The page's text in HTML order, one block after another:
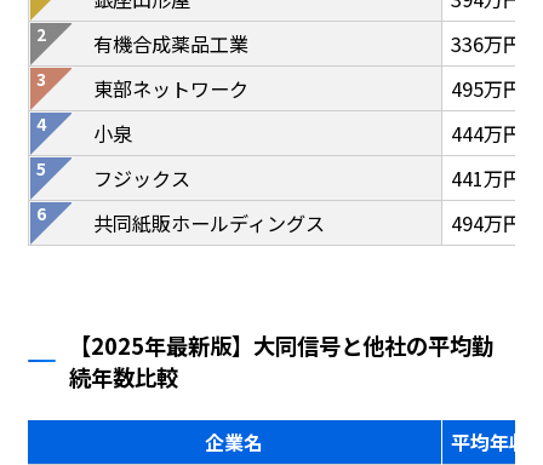
有機合成薬品工業
336万円
東部ネットワーク
495万円
小泉
444万円
フジックス
441万円
共同紙販ホールディングス
494万円
【2025年最新版】大同信号と他社の平均勤
続年数比較
企業名
平均年収